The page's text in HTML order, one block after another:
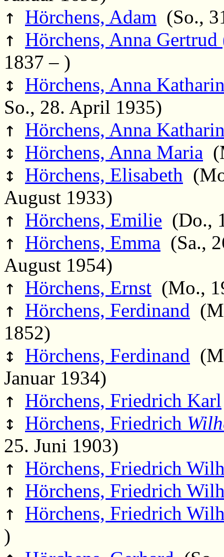
↑ Hörchens, Adam (So.,
↑ Hörchens, Anna Gertrud
1837 – )
↕ Hörchens, Anna
So., 28. April 1935)
↑ Hörchens, Anna
↕ Hörchens, Anna Maria
↕ Hörchens, Elisabeth
August 1933)
↑ Hörchens, Emilie (Do.,
↑ Hörchens, Emma (Sa.,
August 1954)
↑ Hörchens, Ernst (Mo.,
↑ Hörchens, Ferdinand
1852)
↕ Hörchens, Ferdinand
Januar 1934)
↑ Hörchens, Friedrich Karl
↕ Hörchens, Friedrich
25. Juni 1903)
↑ Hörchens, Friedrich
↑ Hörchens, Friedrich
↑ Hörchens, Friedrich
)